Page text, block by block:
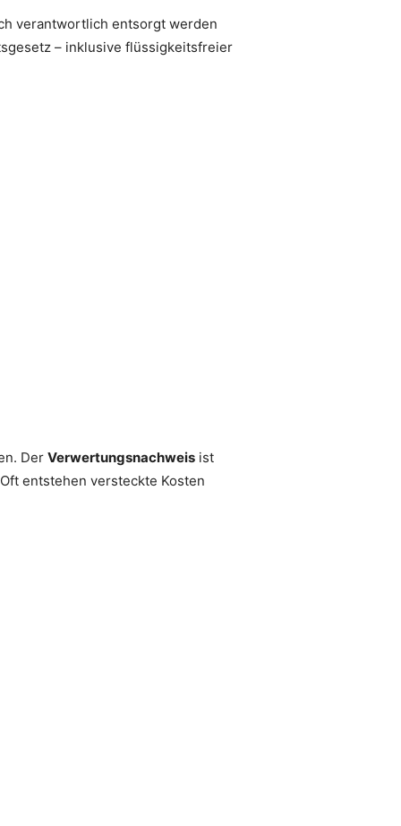
verantwortlich entsorgt werden
– inklusive flüssigkeitsfreier
Der Verwertungsnachweis ist
entstehen versteckte Kosten